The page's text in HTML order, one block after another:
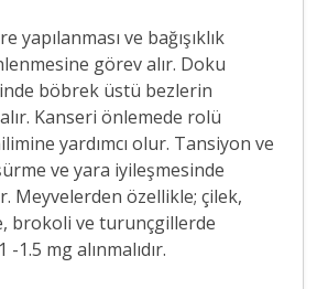
yapılanması ve bağışıklık
görev alır. Doku
böbrek üstü bezlerin
Kanseri önlemede rolü
yardımcı olur. Tansiyon ve
ve yara iyileşmesinde
Meyvelerden özellikle; çilek,
brokoli ve turunçgillerde
1.5 mg alınmalıdır.